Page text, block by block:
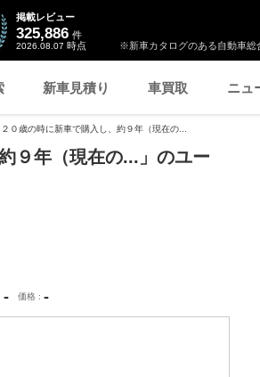
※新車カタログのある自動車総
掲載レビュー
325,886 件
2026.08.07 時点
新車見積り 車買取 ニュ
２０歳の時に新車で購入し、約９年（現在の...
９年（現在の...」のユー
- 価格 -